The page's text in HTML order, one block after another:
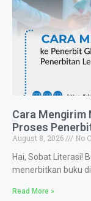
Cara Mengirim
Proses
August 8, 2026
No
Hai, Sobat Literasi!
menerbitkan buku
Read More »